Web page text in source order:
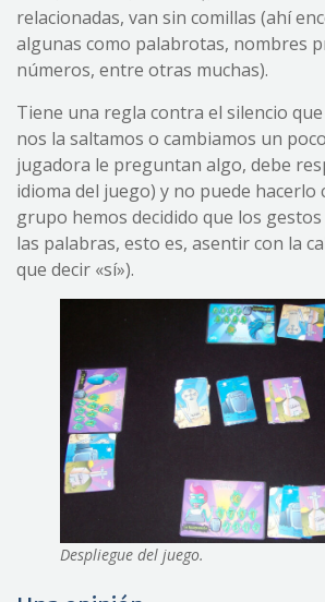
relacionadas, van sin comillas (ahí
algunas como palabrotas, nombres
números, entre otras muchas).
Tiene una regla contra el silencio
nos la saltamos o cambiamos un
jugadora le preguntan algo, debe
idioma del juego) y no puede hacerlo
grupo hemos decidido que los
las palabras, esto es, asentir con la
que decir «sí»).
Despliegue del juego.